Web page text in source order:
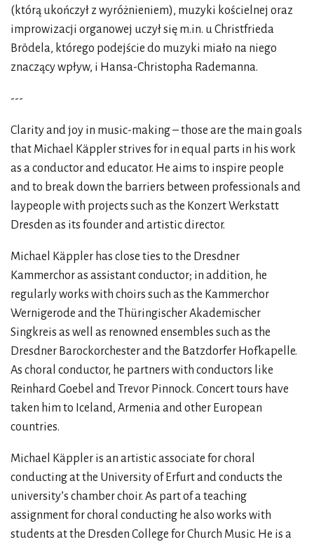
(którą ukończył z wyróżnieniem), muzyki kościelnej oraz
improwizacji organowej uczył się m.in. u Christfrieda
Brödela, którego podejście do muzyki miało na niego
znaczący wpływ, i Hansa-Christopha Rademanna.
---
Clarity and joy in music-making – those are the main goals
that Michael Käppler strives for in equal parts in his work
as a conductor and educator. He aims to inspire people
and to break down the barriers between professionals and
laypeople with projects such as the Konzert Werkstatt
Dresden as its founder and artistic director.
Michael Käppler has close ties to the Dresdner
Kammerchor as assistant conductor; in addition, he
regularly works with choirs such as the Kammerchor
Wernigerode and the Thüringischer Akademischer
Singkreis as well as renowned ensembles such as the
Dresdner Barockorchester and the Batzdorfer Hofkapelle.
As choral conductor, he partners with conductors like
Reinhard Goebel and Trevor Pinnock. Concert tours have
taken him to Iceland, Armenia and other European
countries.
Michael Käppler is an artistic associate for choral
conducting at the University of Erfurt and conducts the
university’s chamber choir. As part of a teaching
assignment for choral conducting he also works with
students at the Dresden College for Church Music. He is a